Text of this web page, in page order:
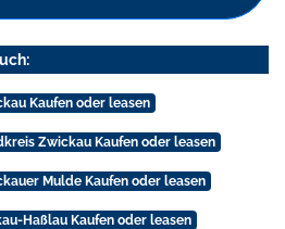
Kaufen oder leasen
Zwickau Kaufen oder leasen
Mulde Kaufen oder leasen
Haßlau Kaufen oder leasen